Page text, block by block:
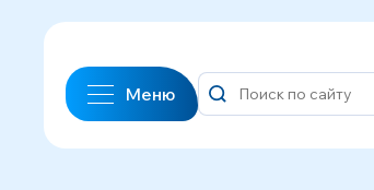
Меню